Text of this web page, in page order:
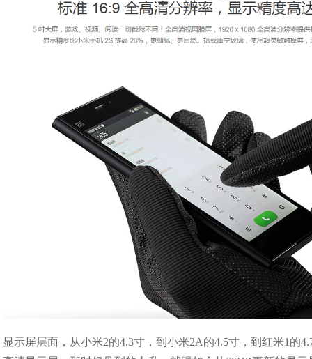
显示屏层面，从小米2的4.3寸，到小米2A的4.5寸，到红米1的